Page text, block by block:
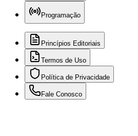
Programação
Princípios Editoriais
Termos de Uso
Política de Privacidade
Fale Conosco